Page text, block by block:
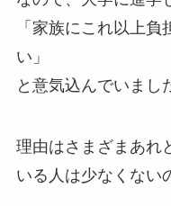
「家族にこれ以上
い」
と意気込んでいまし
理由はさまざまあれ
いる人は少なくない